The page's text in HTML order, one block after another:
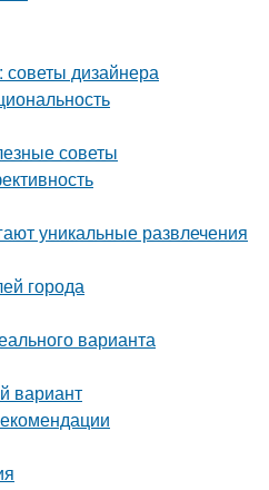
советы дизайнера
советы
уникальные развлечения
города
варианта
вариант